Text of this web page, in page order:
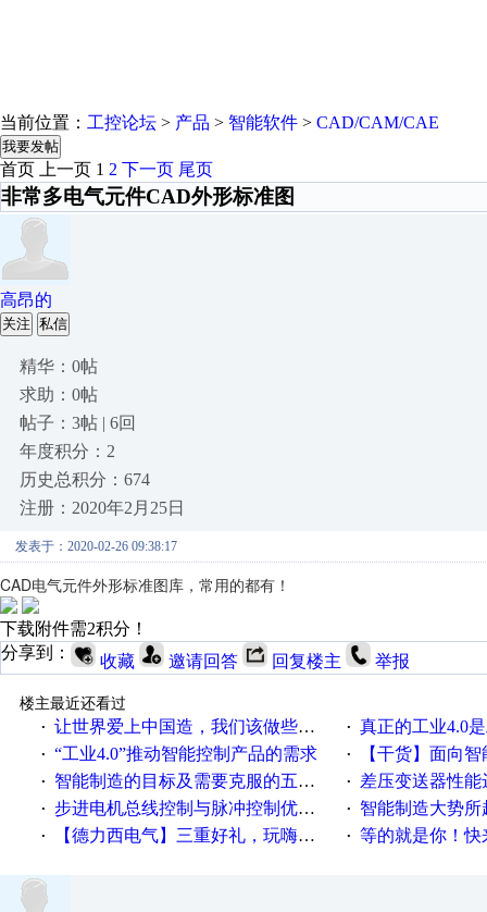
当前位置： 工控论坛 > 产品 > 智能软件 > CAD/CAM/CAE
我要发帖
首页 上一页 1 2 下一页 尾页
非常多电气元件CAD外形标准图
高昂的
关注 私信
精华：0帖
求助：0帖
帖子：3帖 | 6回
年度积分：2
历史总积分：674
注册：2020年2月25日
发表于：2020-02-26 09:38:17
CAD电气元件外形标准图库，常用的都有！
下载附件需2积分！
分享到：
收藏 邀请回答 回复楼主 举报
楼主最近还看过
· 让世界爱上中国造，我们该做些什么 · 真正的工业4.0
· “工业4.0”推动智能控制产品的需求 · 【干货】面向
· 智能制造的目标及需要克服的五个障碍 · 差压变送器性能达
· 步进电机总线控制与脉冲控制优缺点 · 智能制造大势所趋
· 【德力西电气】三重好礼，玩嗨夏日！ · 等的就是你！快来